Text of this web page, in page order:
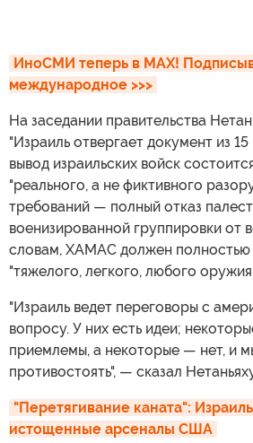
ИноСМИ теперь в MAX!
международное >>>
На заседании правительства
"Израиль отвергает документ из 15
вывод израильских войск
"реального, а не фиктивного
требований — полный отказ
военизированной группировки от
словам, ХАМАС должен полностью
"тяжелого, легкого, любого
"Израиль ведет переговоры с
вопросу. У них есть идеи;
приемлемы, а некоторые — нет, и
противостоять", — сказал
"Перетягивание каната":
истощенные арсеналы США